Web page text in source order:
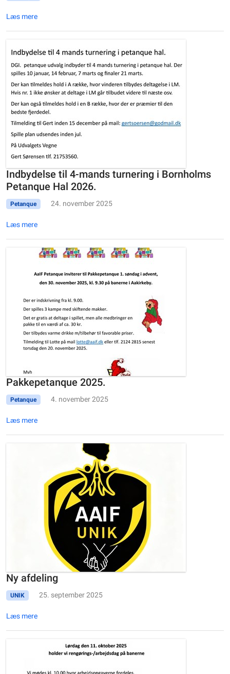
Læs mere
Indbydelse til 4-mands turnering i Bornholms
Petanque Hal 2026.
Petanque 24. november 2025
Læs mere
Pakkepetanque 2025.
Petanque 4. november 2025
Læs mere
Ny afdeling
UNIK 25. september 2025
Læs mere